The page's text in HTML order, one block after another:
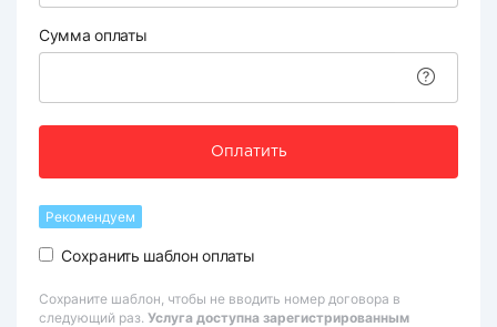
Сумма оплаты
Оплатить
Рекомендуем
Сохранить шаблон оплаты
Сохраните шаблон, чтобы не вводить номер договора в
следующий раз. Услуга доступна зарегистрированным